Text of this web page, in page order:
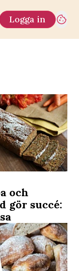
Logga in
och
gör succé: